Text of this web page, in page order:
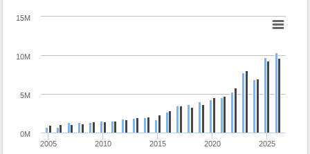
2005 2010 2015 2020 2025
0M
5M
10M
15M